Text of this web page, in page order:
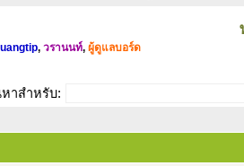
, วรานนท์, ผู้ดูแลบอร์ด
าสำหรับ: